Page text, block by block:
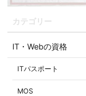
カテゴリー
IT・Webの資格
ITパスポート
MOS